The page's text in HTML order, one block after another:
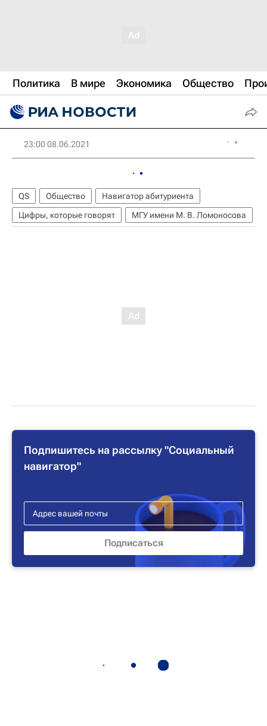
Политика В мире Экономика Общество
23:00 08.06.2021
QS Общество
Навигатор абитуриента
Цифры, которые говорят
МГУ имени М. В. Ломоносова
Подпишитесь на рассылку "Социальный
навигатор"